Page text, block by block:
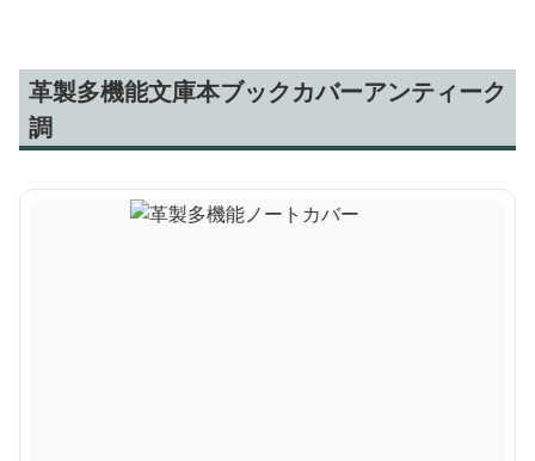
革製多機能文庫本ブックカバーアンティーク
調